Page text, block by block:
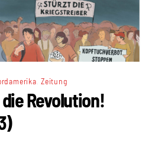
,Zeitung
Revolution!